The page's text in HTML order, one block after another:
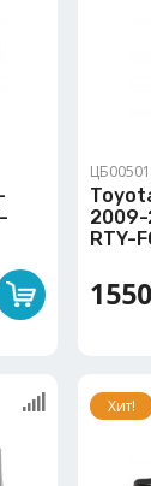
2009-
RTY-
Хит!